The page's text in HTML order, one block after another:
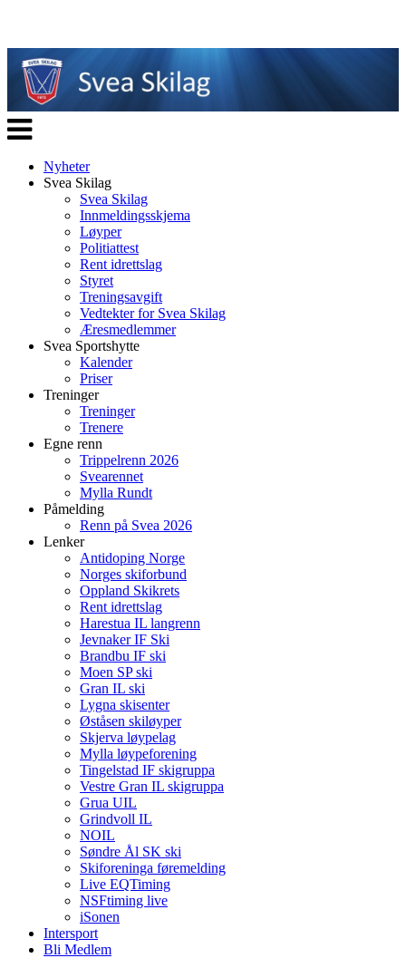
Veksle
navigasjon
Nyheter
Svea Skilag
Svea Skilag
Innmeldingsskjema
Løyper
Politiattest
Rent idrettslag
Styret
Treningsavgift
Vedtekter for Svea Skilag
Æresmedlemmer
Svea Sportshytte
Kalender
Priser
Treninger
Treninger
Trenere
Egne renn
Trippelrenn 2026
Svearennet
Mylla Rundt
Påmelding
Renn på Svea 2026
Lenker
Antidoping Norge
Norges skiforbund
Oppland Skikrets
Rent idrettslag
Harestua IL langrenn
Jevnaker IF Ski
Brandbu IF ski
Moen SP ski
Gran IL ski
Lygna skisenter
Øståsen skiløyper
Skjerva løypelag
Mylla løypeforening
Tingelstad IF skigruppa
Vestre Gran IL skigruppa
Grua UIL
Grindvoll IL
NOIL
Søndre Ål SK ski
Skiforeninga føremelding
Live EQTiming
NSFtiming live
iSonen
Intersport
Bli Medlem